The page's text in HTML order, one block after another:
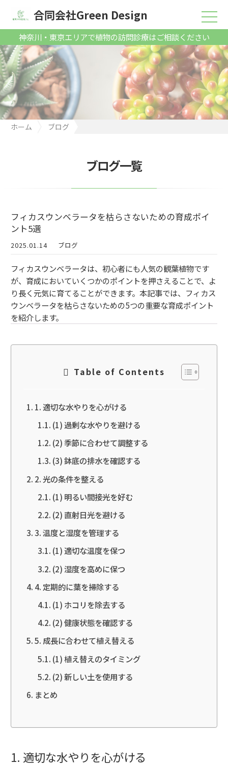
神奈川・東京エリアで植物の訪問診療はご相談ください
合同会社Green Design
ホーム
ブログ
ブログ一覧
フィカスウンベラータを枯らさないための育成ポイ
ント5選
2025.01.14 ブログ
フィカスウンベラータは、初心者にも人気の観葉植物です
が、育成においていくつかのポイントを押さえることで、よ
り長く元気に育てることができます。本記事では、フィカス
ウンベラータを枯らさないための5つの重要な育成ポイント
を紹介します。
Table of Contents
1. 適切な水やりを心がける
(1) 過剰な水やりを避ける
(2) 季節に合わせて調整する
(3) 鉢底の排水を確認する
2. 光の条件を整える
(1) 明るい間接光を好む
(2) 直射日光を避ける
3. 温度と湿度を管理する
(1) 適切な温度を保つ
(2) 湿度を高めに保つ
4. 定期的に葉を掃除する
(1) ホコリを除去する
(2) 健康状態を確認する
5. 成長に合わせて植え替える
(1) 植え替えのタイミング
(2) 新しい土を使用する
まとめ
1. 適切な水やりを心がける